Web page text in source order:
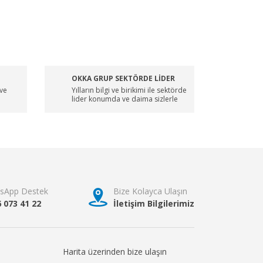
OKKA GRUP SEKTÖRDE LİDER
Yılların bilgi ve birikimi ile sektörde
lider konumda ve daima sizlerle
Destek
073 41 22
Bize Kolayca Ulaşın
İletişim Bilgilerimiz
Harita üzerinden bize ulaşın